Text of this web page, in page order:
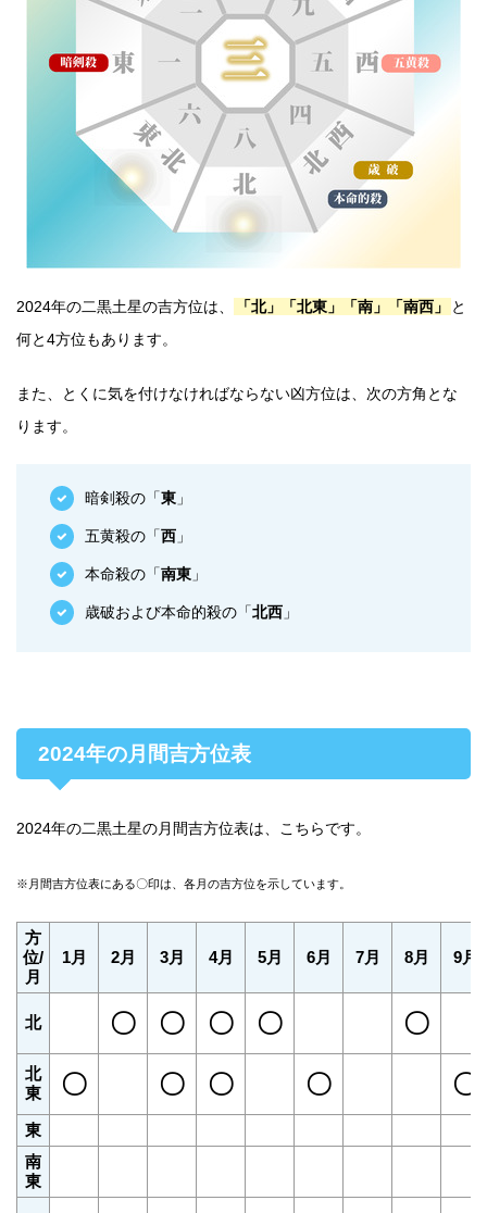
2024年の二黒土星の吉方位は、 「北」「北東」「南」「南西」
と
何と4方位もあります。
また、とくに気を付けなければならない凶方位は、次の方角とな
ります。
暗剣殺の「東」
五黄殺の「西」
本命殺の「南東」
歳破および本命的殺の「北西」
2024年の月間吉方位表
2024年の二黒土星の月間吉方位表は、こちらです。
※月間吉方位表にある〇印は、各月の吉方位を示しています。
方
位/
月
1月 2月 3月 4月 5月 6月 7月 8月 9月
北 〇 〇 〇 〇 〇
北
東
〇 〇 〇 〇 〇
東
南
東